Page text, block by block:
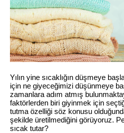
Yılın yine sıcaklığın düşmeye
için ne giyeceğimizi düşünmeye
zamanlara adım atmış
faktörlerden biri giyinmek için
tutma özelliği söz konusu
şekilde üretilmediğini görüyoruz.
sıcak tutar?